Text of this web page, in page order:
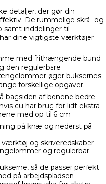
detaljer, der gør din
De rummelige skrå- og
samt inddelinger til
har dine vigtigste værktøjer
med frithængende bund
den regulerbare
øger buksernes
forskellige opgaver.
bagsiden af benene bedre
du har brug for lidt ekstra
med op til 6 cm.
på knæ og nederst på
og skriveredskaber
og regulerbar
så de passer perfekt
på arbejdspladsen